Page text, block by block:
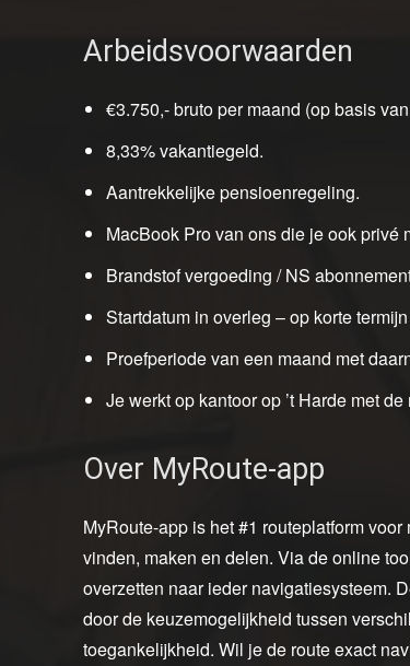
Arbeidsvoorwaarden
€3.750,- bruto per maand (op basis
8,33% vakantiegeld.
Aantrekkelijke pensioenregeling.
MacBook Pro van ons die je ook privé
Brandstof vergoeding / NS
Startdatum in overleg – op korte
Proefperiode van een maand met
Je werkt op kantoor op ’t Harde met
Over MyRoute-app
MyRoute-app is het #1 routeplatform
vinden, maken en delen. Via de online
overzetten naar ieder navigatiesysteem.
door de keuzemogelijkheid tussen
toegankelijkheid. Wil je de route exact